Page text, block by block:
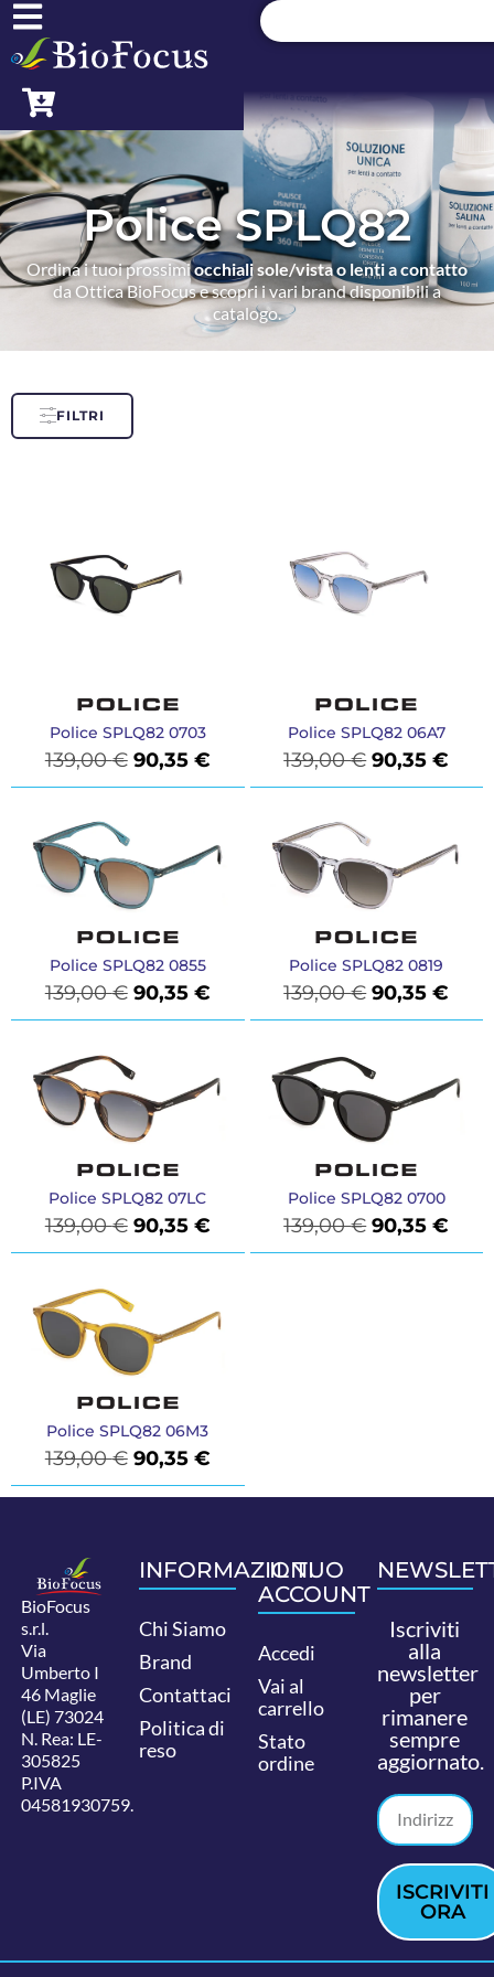
Police SPLQ82
Ordina i tuoi prossimiocchiali sole/vista o lenti a contatto
da Ottica BioFocus e scopri i vari brand disponibili a
catalogo.
FILTRI
Police SPLQ82 0703
139,00€ 90,35 €
Police SPLQ82 06A7
139,00€ 90,35€
Police SPLQ82 0855
139,00€ 90,35 €
Police SPLQ82 0819
139,00€ 90,35€
Police SPLQ82 07LC
139,00€ 90,35 €
Police SPLQ82 0700
139,00€ 90,35€
Police SPLQ82 06M3
139,00€ 90,35 €
BioFocus
s.r.l.
Via
Umberto I
46 Maglie
(LE) 73024
N. Rea: LE-
305825
P.IVA
04581930759.
INFORMAZIONI
Chi Siamo
Brand
Contattaci
Politica di
reso
IL TUO
ACCOUNT
Accedi
Vai al
carrello
Stato
ordine
Iscriviti
alla
newsletter
per
rimanere
sempre
aggiornato.
ISCRIVITI
ORA